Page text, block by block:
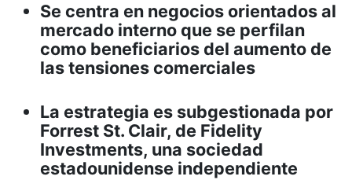
Se centra en negocios orientados al
mercado interno que se perfilan
como beneficiarios del aumento de
las tensiones comerciales
La estrategia es subgestionada por
Forrest St. Clair, de Fidelity
Investments, una sociedad
estadounidense independiente